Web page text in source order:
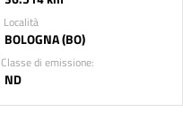
Località
BOLOGNA (BO)
Classe di emissione:
ND